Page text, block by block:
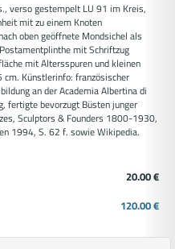
verso gestempelt LU 91 im Kreis,
mit zu einem Knoten
oben geöffnete Mondsichel als
mit Schriftzug
mit Altersspuren und kleinen
cm. Künstlerinfo: französischer
an der Academia Albertina di
fertigte bevorzugt Büsten junger
Sculptors & Founders 1800-1930,
1994, S. 62 f. sowie Wikipedia.
20.00 €
120.00 €